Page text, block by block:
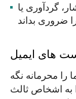
گردآوری یا
های ایمیل
را محرمانه نگه
به اشخاص ثالث